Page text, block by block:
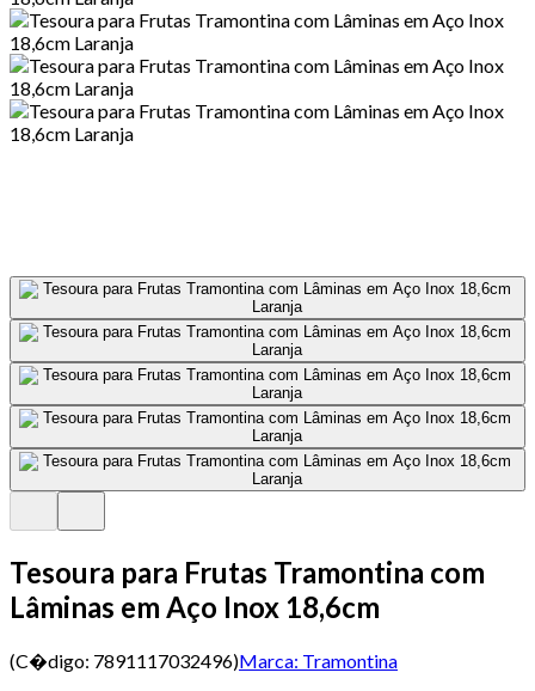
Tesoura para Frutas Tramontina com
Lâminas em Aço Inox 18,6cm
(C�digo: 7891117032496)Marca: Tramontina